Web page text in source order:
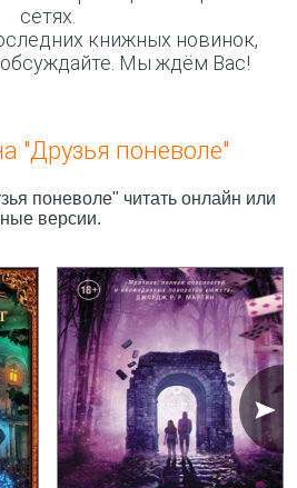
сетях.
книжных новинок,
Мы ждём Вас!
"Друзья поневоле"
поневоле" читать онлайн или
версии.